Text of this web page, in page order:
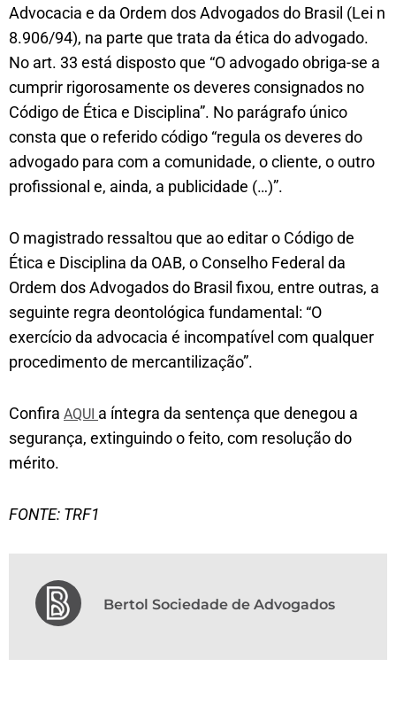
Advocacia e da Ordem dos Advogados do Brasil (Lei n
8.906/94), na parte que trata da ética do advogado.
No art. 33 está disposto que “O advogado obriga-se a
cumprir rigorosamente os deveres consignados no
Código de Ética e Disciplina”. No parágrafo único
consta que o referido código “regula os deveres do
advogado para com a comunidade, o cliente, o outro
profissional e, ainda, a publicidade (…)”.
O magistrado ressaltou que ao editar o Código de
Ética e Disciplina da OAB, o Conselho Federal da
Ordem dos Advogados do Brasil fixou, entre outras, a
seguinte regra deontológica fundamental: “O
exercício da advocacia é incompatível com qualquer
procedimento de mercantilização”.
Confira AQUI a íntegra da sentença que denegou a
segurança, extinguindo o feito, com resolução do
mérito.
FONTE: TRF1
Bertol Sociedade de Advogados